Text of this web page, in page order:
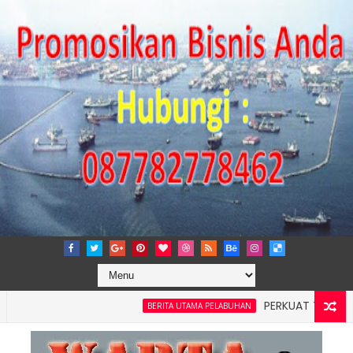
BERITA UTAMA PELABUHAN
PERKUAT TATA KELOLA
4: Pelindo Jasa Maritim Dengar Keluhan dan Kebutuhan